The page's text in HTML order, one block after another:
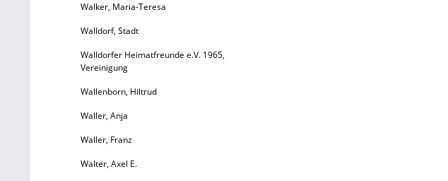
Walker, Maria-Teresa
Walldorf, Stadt
Walldorfer Heimatfreunde e.V. 1965,
Vereinigung
Wallenborn, Hiltrud
Waller, Anja
Waller, Franz
Walter, Axel E.